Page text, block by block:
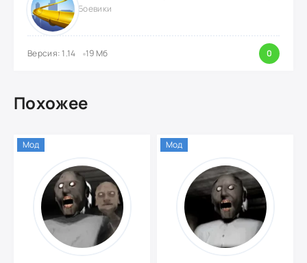
Боевики
Версия: 1.14 19 Мб 0
Похожее
Мод Мод